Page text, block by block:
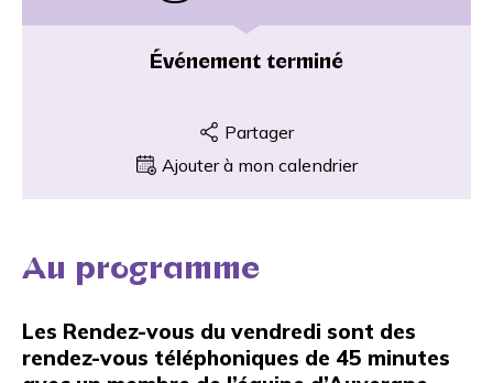
Événement terminé
Partager
Ajouter à mon calendrier
Au programme
Les Rendez-vous du vendredi sont des
rendez-vous téléphoniques de 45 minutes